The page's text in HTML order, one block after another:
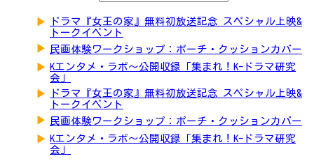
▶
ドラマ『女王の家』無料初放送記念 スペシャル上映&
トークイベント
▶ 民画体験ワークショップ：ポーチ・クッションカバー
▶ Kエンタメ・ラボ～公開収録「集まれ！K-ドラマ研究
会」
▶
ドラマ『女王の家』無料初放送記念 スペシャル上映&
トークイベント
▶ 民画体験ワークショップ：ポーチ・クッションカバー
▶ Kエンタメ・ラボ～公開収録「集まれ！K-ドラマ研究
会」